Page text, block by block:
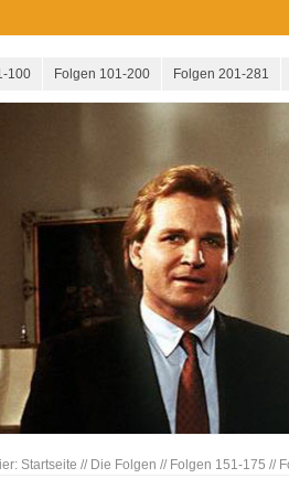
100 Folgen 101-200 Folgen 201-281
Startseite // Die Folgen // Folgen 151-175 //